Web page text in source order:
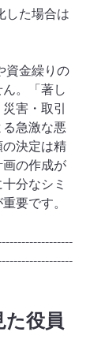
した場合は
資金繰りの
。「著し
害・取引
急激な悪
決定は精
の作成が
分なシミ
要です。
た役員